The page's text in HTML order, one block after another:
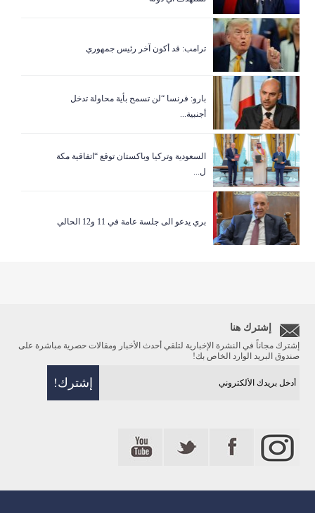
ترامب: قد أكون آخر رئيس جمهوري
بارو: فرنسا “لن تسمح بأية محاولة تدخل
أجنبية...
السعودية وتركيا وباكستان توقع “اتفاقية مكة
ل...
بري يدعو الى جلسة عامة في 11 و12 الحالي
إشترك هنا
إشترك مجاناً في النشرة الإخبارية لتلقي أحدث الأخبار ومقالات حصرية مباشرة على
صندوق البريد الوارد الخاص بك!